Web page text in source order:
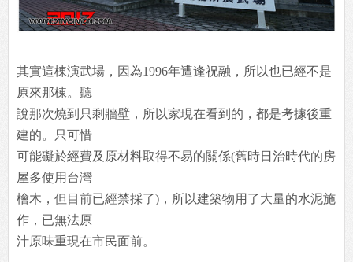
其實這棟演武場，因為1996年遭逢祝融，所以也已經不是
原來那棟。聽
說那次燒到只剩牆壁，所以家現在看到的，都是考據後重
建的。只可惜
可能礙於經費及原材料取得不易的關係(舊時日治時代的房
屋多使用台灣
檜木，但目前已經禁採了)，所以建築物用了大量的水泥施
作，已無法原
汁原味重現在市民面前。